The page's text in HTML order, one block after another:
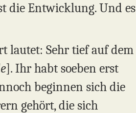
die Entwicklung. Und es
lautet: Sehr tief auf dem
]. Ihr habt soeben erst
beginnen sich die
gehört, die sich